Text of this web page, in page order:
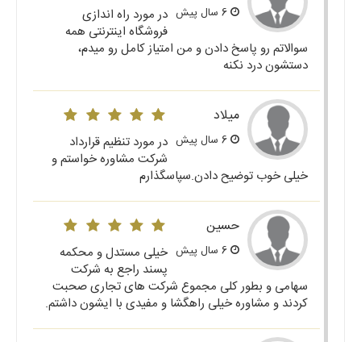
در مورد راه اندازی
فروشگاه اینترنتی همه
سوالاتم رو پاسخ دادن و من امتیاز کامل رو میدم،
دستشون درد نکنه
میلاد
در مورد تنظیم قرارداد
شرکت مشاوره خواستم و
خیلی خوب توضیح دادن.سپاسگذارم
حسین
خیلی مستدل و محکمه
پسند راجع به شرکت
سهامی و بطور کلی مجموع شرکت های تجاری صحبت
کردند و مشاوره خیلی راهگشا و مفیدی با ایشون داشتم.